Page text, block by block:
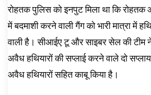
रोहतक पुलिस को इनपुट मिला था कि
में बदमाशी करने वाली गैंग को भारी मात्रा में
वाली है। सीआईए टू और साइबर सेल की टीम ने
अवैध हथियारों की सप्लाई करने वाले दो
अवैध हथियारों सहित काबू किया है।